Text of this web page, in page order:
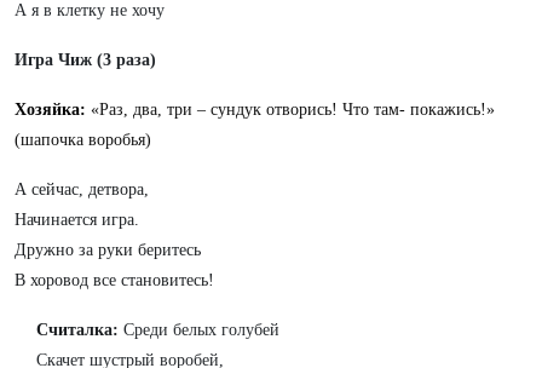
А я в клетку не хочу
Игра Чиж (3 раза)
Хозяйка: «Раз, два, три – сундук отворись! Что там- покажись!»
(шапочка воробья)
А сейчас, детвора,
Начинается игра.
Дружно за руки беритесь
В хоровод все становитесь!
Считалка: Среди белых голубей
Скачет шустрый воробей,